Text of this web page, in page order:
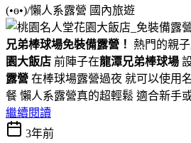
(•ө•)/懶人系露營 國內旅遊
兄弟棒球場免裝備露營！ 熱門的親
園大飯店 前陣子在龍潭兄弟棒球場
露營 在棒球場露營過夜 就可以使用
餐 懶人系露營真的超輕鬆 適合新手
繼續閱讀
3年前